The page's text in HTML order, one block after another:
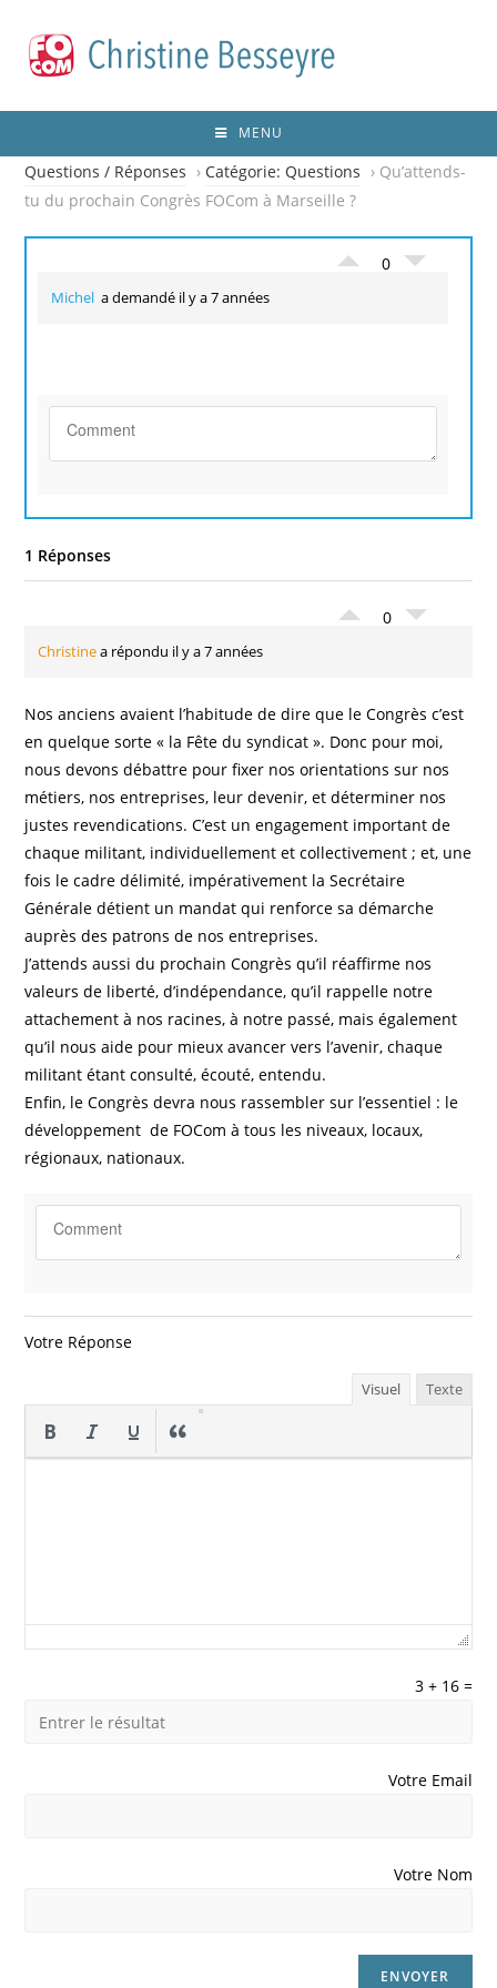
MENU
Questions / Réponses › Catégorie: Questions › Qu’attends-
tu du prochain Congrès FOCom à Marseille ?
0
Michel a demandé il y a 7 années
1 Réponses
0
Christinea répondu il y a 7 années
Nos anciens avaient l’habitude de dire que le Congrès c’est
en quelque sorte « la Fête du syndicat ». Donc pour moi,
nous devons débattre pour fixer nos orientations sur nos
métiers, nos entreprises, leur devenir, et déterminer nos
justes revendications. C’est un engagement important de
chaque militant, individuellement et collectivement ; et, une
fois le cadre délimité, impérativement la Secrétaire
Générale détient un mandat qui renforce sa démarche
auprès des patrons de nos entreprises.
J’attends aussi du prochain Congrès qu’il réaffirme nos
valeurs de liberté, d’indépendance, qu’il rappelle notre
attachement à nos racines, à notre passé, mais également
qu’il nous aide pour mieux avancer vers l’avenir, chaque
militant étant consulté, écouté, entendu.
Enfin, le Congrès devra nous rassembler sur l’essentiel : le
développement de FOCom à tous les niveaux, locaux,
régionaux, nationaux.
Votre Réponse
Visuel Texte
3 + 16 =
Votre Email
Votre Nom